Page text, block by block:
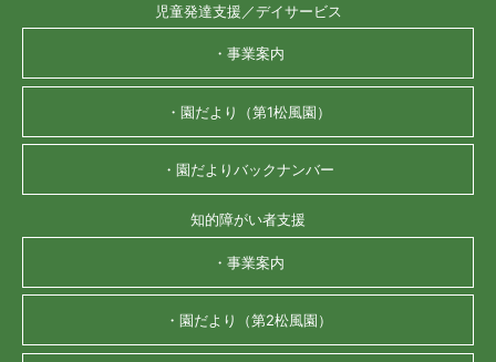
児童発達支援／デイサービス
・事業案内
・園だより（第1松風園）
・園だよりバックナンバー
知的障がい者支援
・事業案内
・園だより（第2松風園）